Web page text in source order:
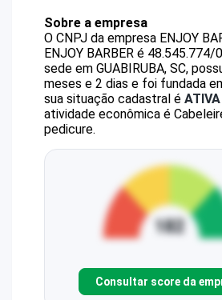
Sobre a empresa
O CNPJ da empresa ENJOY
ENJOY BARBER é 48.545.774/
sede em GUABIRUBA, SC,
meses e 2 dias e foi fundada
sua situação cadastral é ATIVA
atividade econômica é
pedicure.
Consultar score da